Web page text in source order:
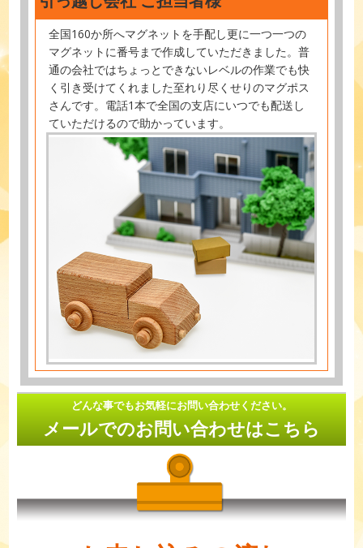
全国160か所へマグネットを手配し更に一つ一つの
マグネットに番号まで作成していただきました。普
通の会社ではちょっとできないレベルの作業でも快
く引き受けてくれました至れり尽くせりのマグポス
さんです。電話1本で全国の支店にいつでも配送し
ていただけるので助かっています。
どんな事でもお気軽にお問い合わせください。
メールでのお問い合わせはこちら